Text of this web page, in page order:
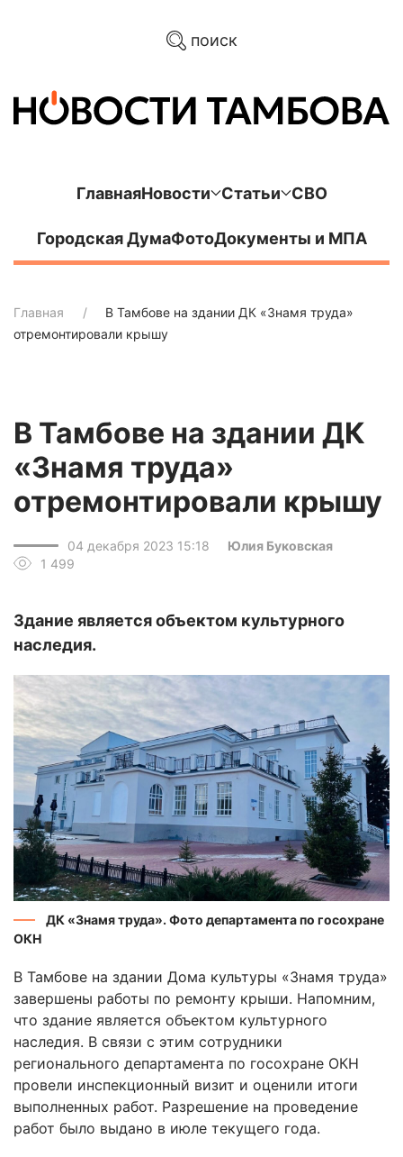
поиск
ГлавнаяНовости Статьи СВО
Городская ДумаФотоДокументы и МПА
Главная
В Тамбове на здании ДК «Знамя труда»
отремонтировали крышу
В Тамбове на здании ДК
«Знамя труда»
отремонтировали крышу
04 декабря 2023 15:18
Юлия Буковская
1 499
Здание является объектом культурного
наследия.
ДК «Знамя труда». Фото департамента по госохране
ОКН
В Тамбове на здании Дома культуры «Знамя труда»
завершены работы по ремонту крыши. Напомним,
что здание является объектом культурного
наследия. В связи с этим сотрудники
регионального департамента по госохране ОКН
провели инспекционный визит и оценили итоги
выполненных работ. Разрешение на проведение
работ было выдано в июле текущего года.